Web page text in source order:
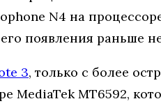
N4 на
появления раньше
3, только с более
MediaTek MT6592,